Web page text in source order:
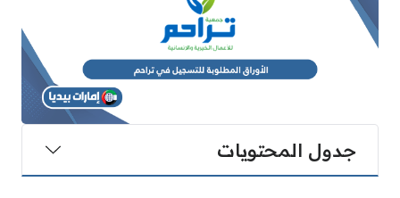
جدول المحتويات